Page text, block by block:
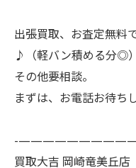
出張買取、お査定無料
♪（軽バン積める分◎）
その他要相談。
まずは、お電話お待ち
-
買取大吉 岡崎竜美丘店